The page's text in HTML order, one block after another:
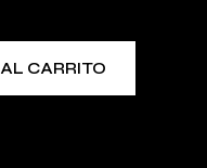
desgastado
CARRITO